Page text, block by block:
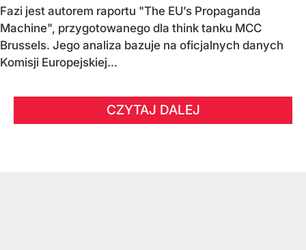
Fazi jest autorem raportu "The EU’s Propaganda
Machine", przygotowanego dla think tanku MCC
Brussels. Jego analiza bazuje na oficjalnych danych
Komisji Europejskiej...
CZYTAJ DALEJ